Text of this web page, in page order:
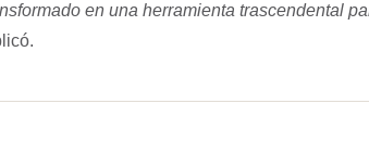
en una herramienta trascendental